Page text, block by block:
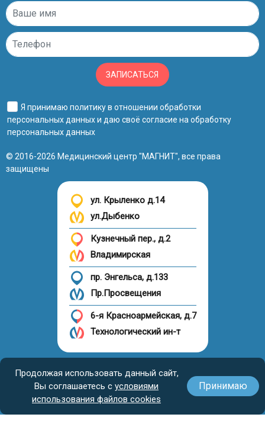
Продолжая использовать данный сайт,
Вы соглашаетесь с условиями
использования файлов cookies
Принимаю
ЗАПИСАТЬСЯ
Я принимаю политику в отношении обработки
персональных данныхи даю своё согласие на обработку
персональных данных
© 2016-2026 Медицинский центр "МАГНИТ", все права
защищены
ул. Крыленко д.14
ул.Дыбенко
Кузнечный пер., д.2
Владимирская
пр. Энгельса, д.133
Пр.Просвещения
6-я Красноармейская, д.7
Технологический ин-т
Налоговый вычет